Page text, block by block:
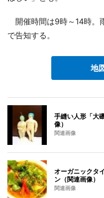
開催時間は9時～14時。
で告知する。
地
手縫い人形「大
像）
関連画像
オーガニックタ
ン（関連画像）
関連画像